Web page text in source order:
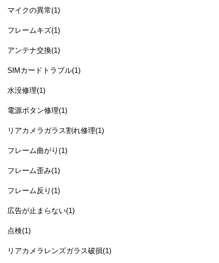
マイクの異常(1)
フレームキズ(1)
アンテナ交換(1)
SIMカードトラブル(1)
水没修理(1)
電源ボタン修理(1)
リアカメラガラス割れ修理(1)
フレーム曲がり(1)
フレーム歪み(1)
フレーム反り(1)
広告が止まらない(1)
点検(1)
リアカメラレンズガラス破損(1)